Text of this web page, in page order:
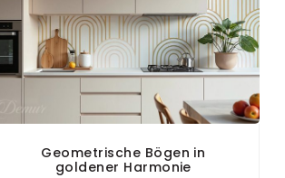
Geometrische Bögen in
goldener Harmonie